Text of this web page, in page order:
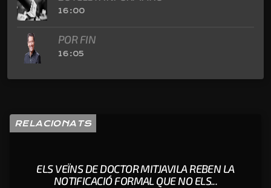
16:00
POR FIN
16:05
RELACIONATS
ELS VEÏNS DE DOCTOR MITJAVILA REBEN LA
NOTIFICACIÓ FORMAL QUE NO ELS...